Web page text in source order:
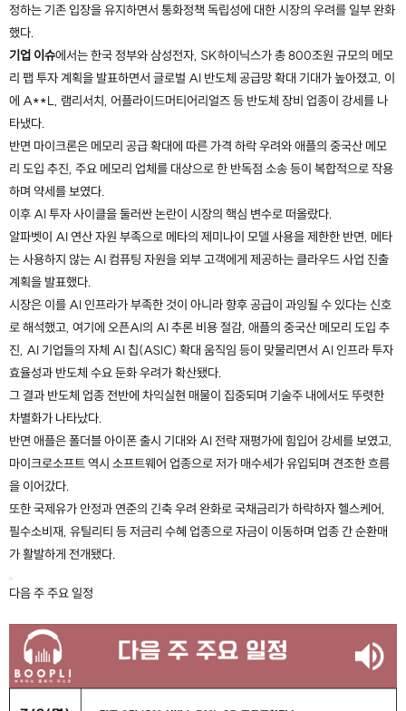
정하는 기존 입장을 유지하면서 통화정책 독립성에 대한 시장의 우려를 일부 완화
했다.
기업 이슈에서는 한국 정부와 삼성전자, SK하이닉스가 총 800조원 규모의 메모
리 팹 투자 계획을 발표하면서 글로벌 AI 반도체 공급망 확대 기대가 높아졌고, 이
에 A**L, 램리서치, 어플라이드머티어리얼즈 등 반도체 장비 업종이 강세를 나
타냈다.
반면 마이크론은 메모리 공급 확대에 따른 가격 하락 우려와 애플의 중국산 메모
리 도입 추진, 주요 메모리 업체를 대상으로 한 반독점 소송 등이 복합적으로 작용
하며 약세를 보였다.
이후 AI 투자 사이클을 둘러싼 논란이 시장의 핵심 변수로 떠올랐다.
알파벳이 AI 연산 자원 부족으로 메타의 제미나이 모델 사용을 제한한 반면, 메타
는 사용하지 않는 AI 컴퓨팅 자원을 외부 고객에게 제공하는 클라우드 사업 진출
계획을 발표했다.
시장은 이를 AI 인프라가 부족한 것이 아니라 향후 공급이 과잉될 수 있다는 신호
로 해석했고, 여기에 오픈AI의 AI 추론 비용 절감, 애플의 중국산 메모리 도입 추
진, AI 기업들의 자체 AI 칩(ASIC) 확대 움직임 등이 맞물리면서 AI 인프라 투자
효율성과 반도체 수요 둔화 우려가 확산됐다.
그 결과 반도체 업종 전반에 차익실현 매물이 집중되며 기술주 내에서도 뚜렷한
차별화가 나타났다.
반면 애플은 폴더블 아이폰 출시 기대와 AI 전략 재평가에 힘입어 강세를 보였고,
마이크로소프트 역시 소프트웨어 업종으로 저가 매수세가 유입되며 견조한 흐름
을 이어갔다.
또한 국제유가 안정과 연준의 긴축 우려 완화로 국채금리가 하락하자 헬스케어,
필수소비재, 유틸리티 등 저금리 수혜 업종으로 자금이 이동하며 업종 간 순환매
가 활발하게 전개됐다.
다음 주 주요 일정